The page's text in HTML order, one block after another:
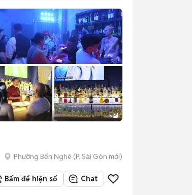
5
Phường Bến Nghé (P. Sài Gòn mới)
Bấm để hiện số Chat